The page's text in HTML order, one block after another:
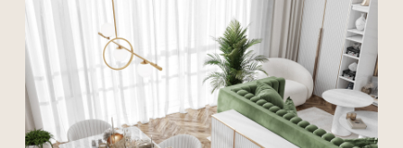
Площадь 80м
2021 ЖК «Островский»
«Природная палитра»